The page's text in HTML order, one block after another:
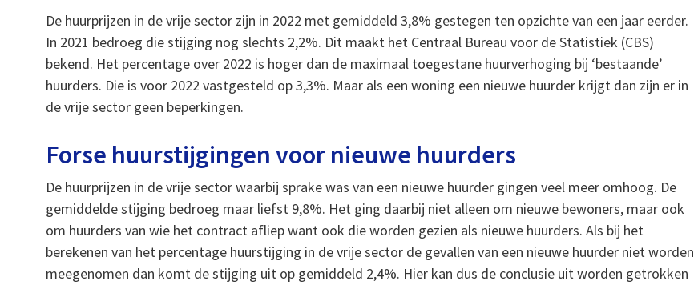
De huurprijzen in de vrije sector zijn in 2022 met gemiddeld 3,8% gestegen ten opzichte van een jaar eerder.
In 2021 bedroeg die stijging nog slechts 2,2%. Dit maakt het Centraal Bureau voor de Statistiek (CBS)
bekend. Het percentage over 2022 is hoger dan de maximaal toegestane huurverhoging bij ‘bestaande’
huurders. Die is voor 2022 vastgesteld op 3,3%. Maar als een woning een nieuwe huurder krijgt dan zijn er in
de vrije sector geen beperkingen.
Forse huurstijgingen voor nieuwe huurders
De huurprijzen in de vrije sector waarbij sprake was van een nieuwe huurder gingen veel meer omhoog. De
gemiddelde stijging bedroeg maar liefst 9,8%. Het ging daarbij niet alleen om nieuwe bewoners, maar ook
om huurders van wie het contract afliep want ook die worden gezien als nieuwe huurders. Als bij het
berekenen van het percentage huurstijging in de vrije sector de gevallen van een nieuwe huurder niet worden
meegenomen dan komt de stijging uit op gemiddeld 2,4%. Hier kan dus de conclusie uit worden getrokken